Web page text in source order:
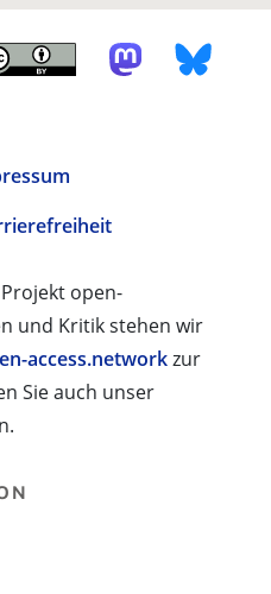
open-
und Kritik stehen wir
access.networkzur
Sie auch unser